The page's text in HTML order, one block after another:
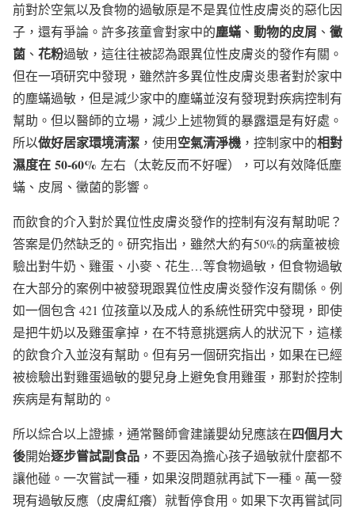
前對於空氣以及食物的過敏原是不是異位性皮膚炎的惡化因
子，還有爭論。許多孩童會對家中的塵蟎 、 動物的皮屑 、 黴
菌 、 花粉過敏，這往往被認為跟異位性皮膚炎的發作有關。
但在一項研究中發現，雖然許多異位性皮膚炎患者對於家中
的塵蟎過敏，但是減少家中的塵蟎並沒有發現對疾病控制有
幫助。但以醫師的立場，減少上述物質的暴露還是有好處。
所以做好居家環境清潔 ，使用空氣清淨機 ，控制家中的相對
濕度在 50-60% 左右（太乾反而不好喔），可以有效降低塵
蟎、皮屑、黴菌的影響。
而飲食的介入對於異位性皮膚炎發作的控制有沒有幫助呢？
答案是仍然缺乏的。研究指出，雖然大約有50%的病童被檢
驗出對牛奶、雞蛋、小麥、花生…等食物過敏，但食物過敏
在大部分的案例中被發現跟異位性皮膚炎發作沒有關係。例
如一個包含 421 位孩童以及成人的系統性研究中發現，即使
是把牛奶以及雞蛋拿掉，在不特意挑選病人的狀況下，這樣
的飲食介入並沒有幫助。但有另一個研究指出，如果在已經
被檢驗出對雞蛋過敏的嬰兒身上避免食用雞蛋，那對於控制
疾病是有幫助的。
所以綜合以上證據，通常醫師會建議嬰幼兒應該在四個月大
後開始逐步嘗試副食品 ，不要因為擔心孩子過敏就什麼都不
讓他碰。一次嘗試一種，如果沒問題就再試下一種。萬一發
現有過敏反應（皮膚紅癢）就暫停食用。如果下次再嘗試同